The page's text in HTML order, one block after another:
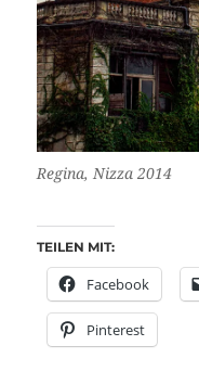
Regina, Nizza 2014
TEILEN MIT:
Facebook
Pinterest